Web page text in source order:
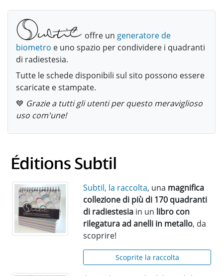
offre un generatore de
biometro e uno spazio per condividere i quadranti
di radiestesia.
Tutte le schede disponibili sul sito possono essere
scaricate e stampate.
💙 Grazie a tutti gli utenti per questo meraviglioso
uso com'une!
Subtil, la raccolta, una magnifica
collezione di più di 170 quadranti
di radiestesia in un libro con
rilegatura ad anelli in metallo, da
scoprire!
Scoprite la raccolta